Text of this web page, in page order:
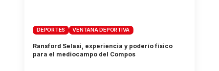
DEPORTES VENTANA DEPORTIVA
Ransford Selasi, experiencia y poderío físico
para el mediocampo del Compos